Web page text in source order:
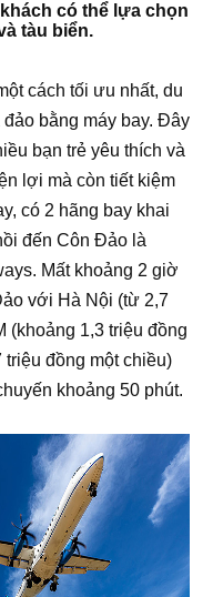
có thể lựa chọn
tàu biển.
cách tối ưu nhất, du
bằng máy bay. Đây
bạn trẻ yêu thích và
lợi mà còn tiết kiệm
có 2 hãng bay khai
đến Côn Đảo là
Mất khoảng 2 giờ
với Hà Nội (từ 2,7
(khoảng 1,3 triệu đồng
đồng một chiều)
khoảng 50 phút.